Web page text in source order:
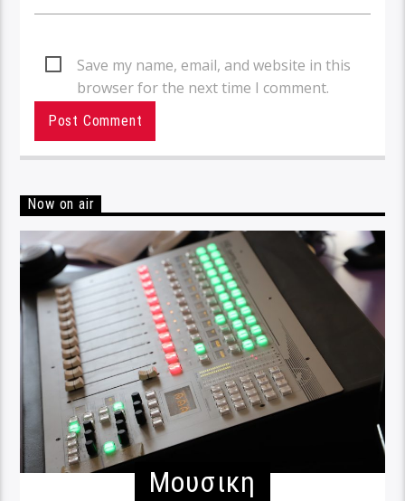
Save my name, email, and website in this
browser for the next time I comment.
Now on air
Μουσικη